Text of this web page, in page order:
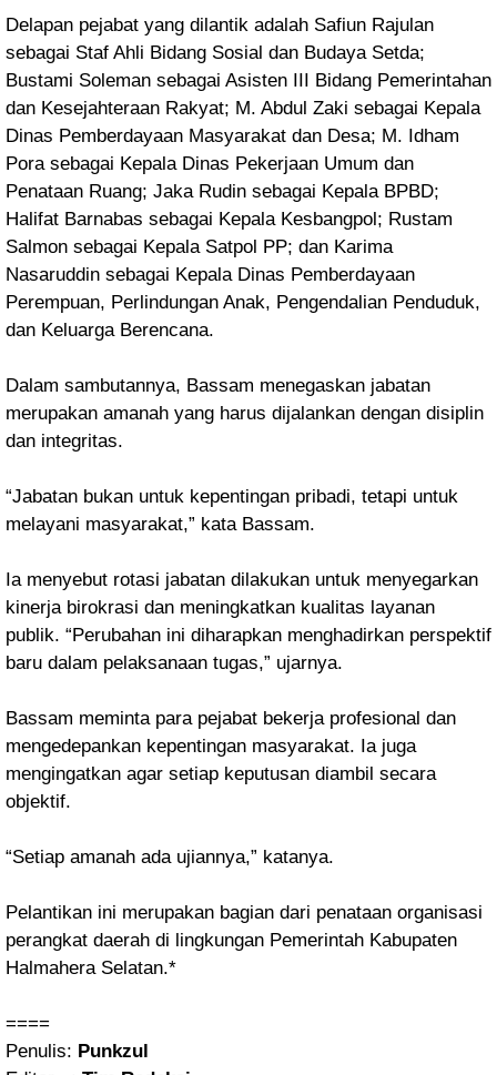
Delapan pejabat yang dilantik adalah Safiun Rajulan
sebagai Staf Ahli Bidang Sosial dan Budaya Setda;
Bustami Soleman sebagai Asisten III Bidang Pemerintahan
dan Kesejahteraan Rakyat; M. Abdul Zaki sebagai Kepala
Dinas Pemberdayaan Masyarakat dan Desa; M. Idham
Pora sebagai Kepala Dinas Pekerjaan Umum dan
Penataan Ruang; Jaka Rudin sebagai Kepala BPBD;
Halifat Barnabas sebagai Kepala Kesbangpol; Rustam
Salmon sebagai Kepala Satpol PP; dan Karima
Nasaruddin sebagai Kepala Dinas Pemberdayaan
Perempuan, Perlindungan Anak, Pengendalian Penduduk,
dan Keluarga Berencana.
Dalam sambutannya, Bassam menegaskan jabatan
merupakan amanah yang harus dijalankan dengan disiplin
dan integritas.
“Jabatan bukan untuk kepentingan pribadi, tetapi untuk
melayani masyarakat,” kata Bassam.
Ia menyebut rotasi jabatan dilakukan untuk menyegarkan
kinerja birokrasi dan meningkatkan kualitas layanan
publik. “Perubahan ini diharapkan menghadirkan perspektif
baru dalam pelaksanaan tugas,” ujarnya.
Bassam meminta para pejabat bekerja profesional dan
mengedepankan kepentingan masyarakat. Ia juga
mengingatkan agar setiap keputusan diambil secara
objektif.
“Setiap amanah ada ujiannya,” katanya.
Pelantikan ini merupakan bagian dari penataan organisasi
perangkat daerah di lingkungan Pemerintah Kabupaten
Halmahera Selatan.*
====
Penulis: Punkzul